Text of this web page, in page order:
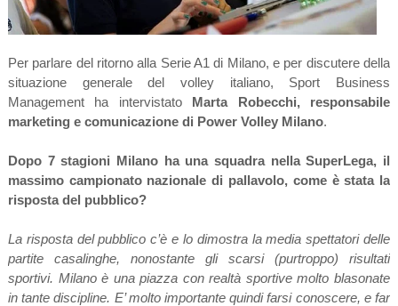
Per parlare del ritorno alla Serie A1 di Milano, e per discutere della
situazione generale del volley italiano, Sport Business
Management ha intervistato Marta Robecchi, responsabile
marketing e comunicazione di Power Volley Milano.
Dopo 7 stagioni Milano ha una squadra nella SuperLega, il
massimo campionato nazionale di pallavolo, come è stata la
risposta del pubblico?
La risposta del pubblico c’è e lo dimostra la media spettatori delle
partite casalinghe, nonostante gli scarsi (purtroppo) risultati
sportivi. Milano è una piazza con realtà sportive molto blasonate
in tante discipline. E’ molto importante quindi farsi conoscere, e far